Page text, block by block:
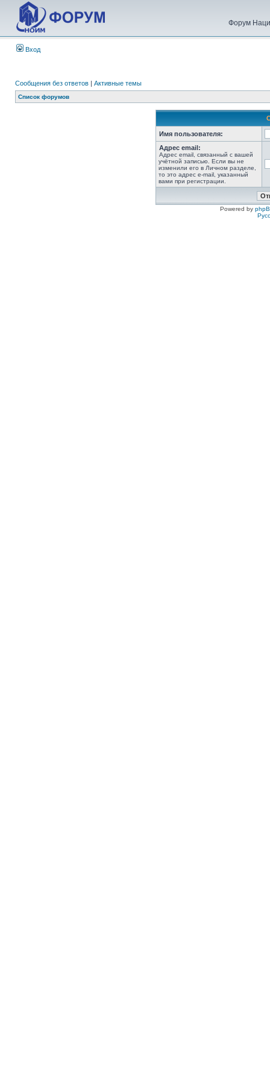
Форум
Вход
Сообщения без ответов | Активные темы
Список форумов
Имя пользователя:
Адрес email:
Адрес email, связанный с вашей
учётной записью. Если вы не
изменили его в Личном разделе,
то это адрес e-mail, указанный
вами при регистрации.
Powered by